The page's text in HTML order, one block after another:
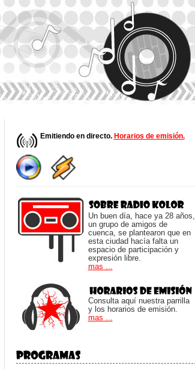
Emitiendo en directo. Horarios de emisión.
Un buen día, hace ya 28 años,
un grupo de amigos de
cuenca, se plantearon que en
esta ciudad hacía falta un
espacio de participación y
expresión libre.
mas ...
Consulta aquí nuestra parrilla
y los horarios de emisión.
mas ...